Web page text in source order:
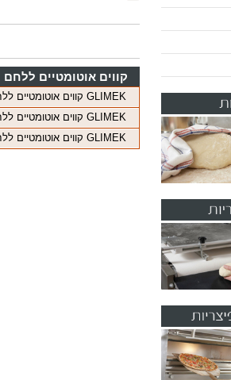
קווים אוטומטיים ללחם
GLIMEK קווים אוטומטיים ללחם MO-300 Moulder
GLIMEK קווים אוטומטיים ללחם IPP 6/22 Intermediate Pocket Prover
GLIMEK קווים אוטומטיים ללחם CR-310 Conical Rounder